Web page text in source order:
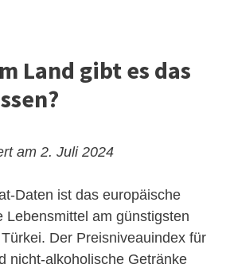
Land gibt es das
am 2. Juli 2024
Daten ist das europäische
Lebensmittel am günstigsten
Der Preisniveauindex für
nicht-alkoholische Getränke